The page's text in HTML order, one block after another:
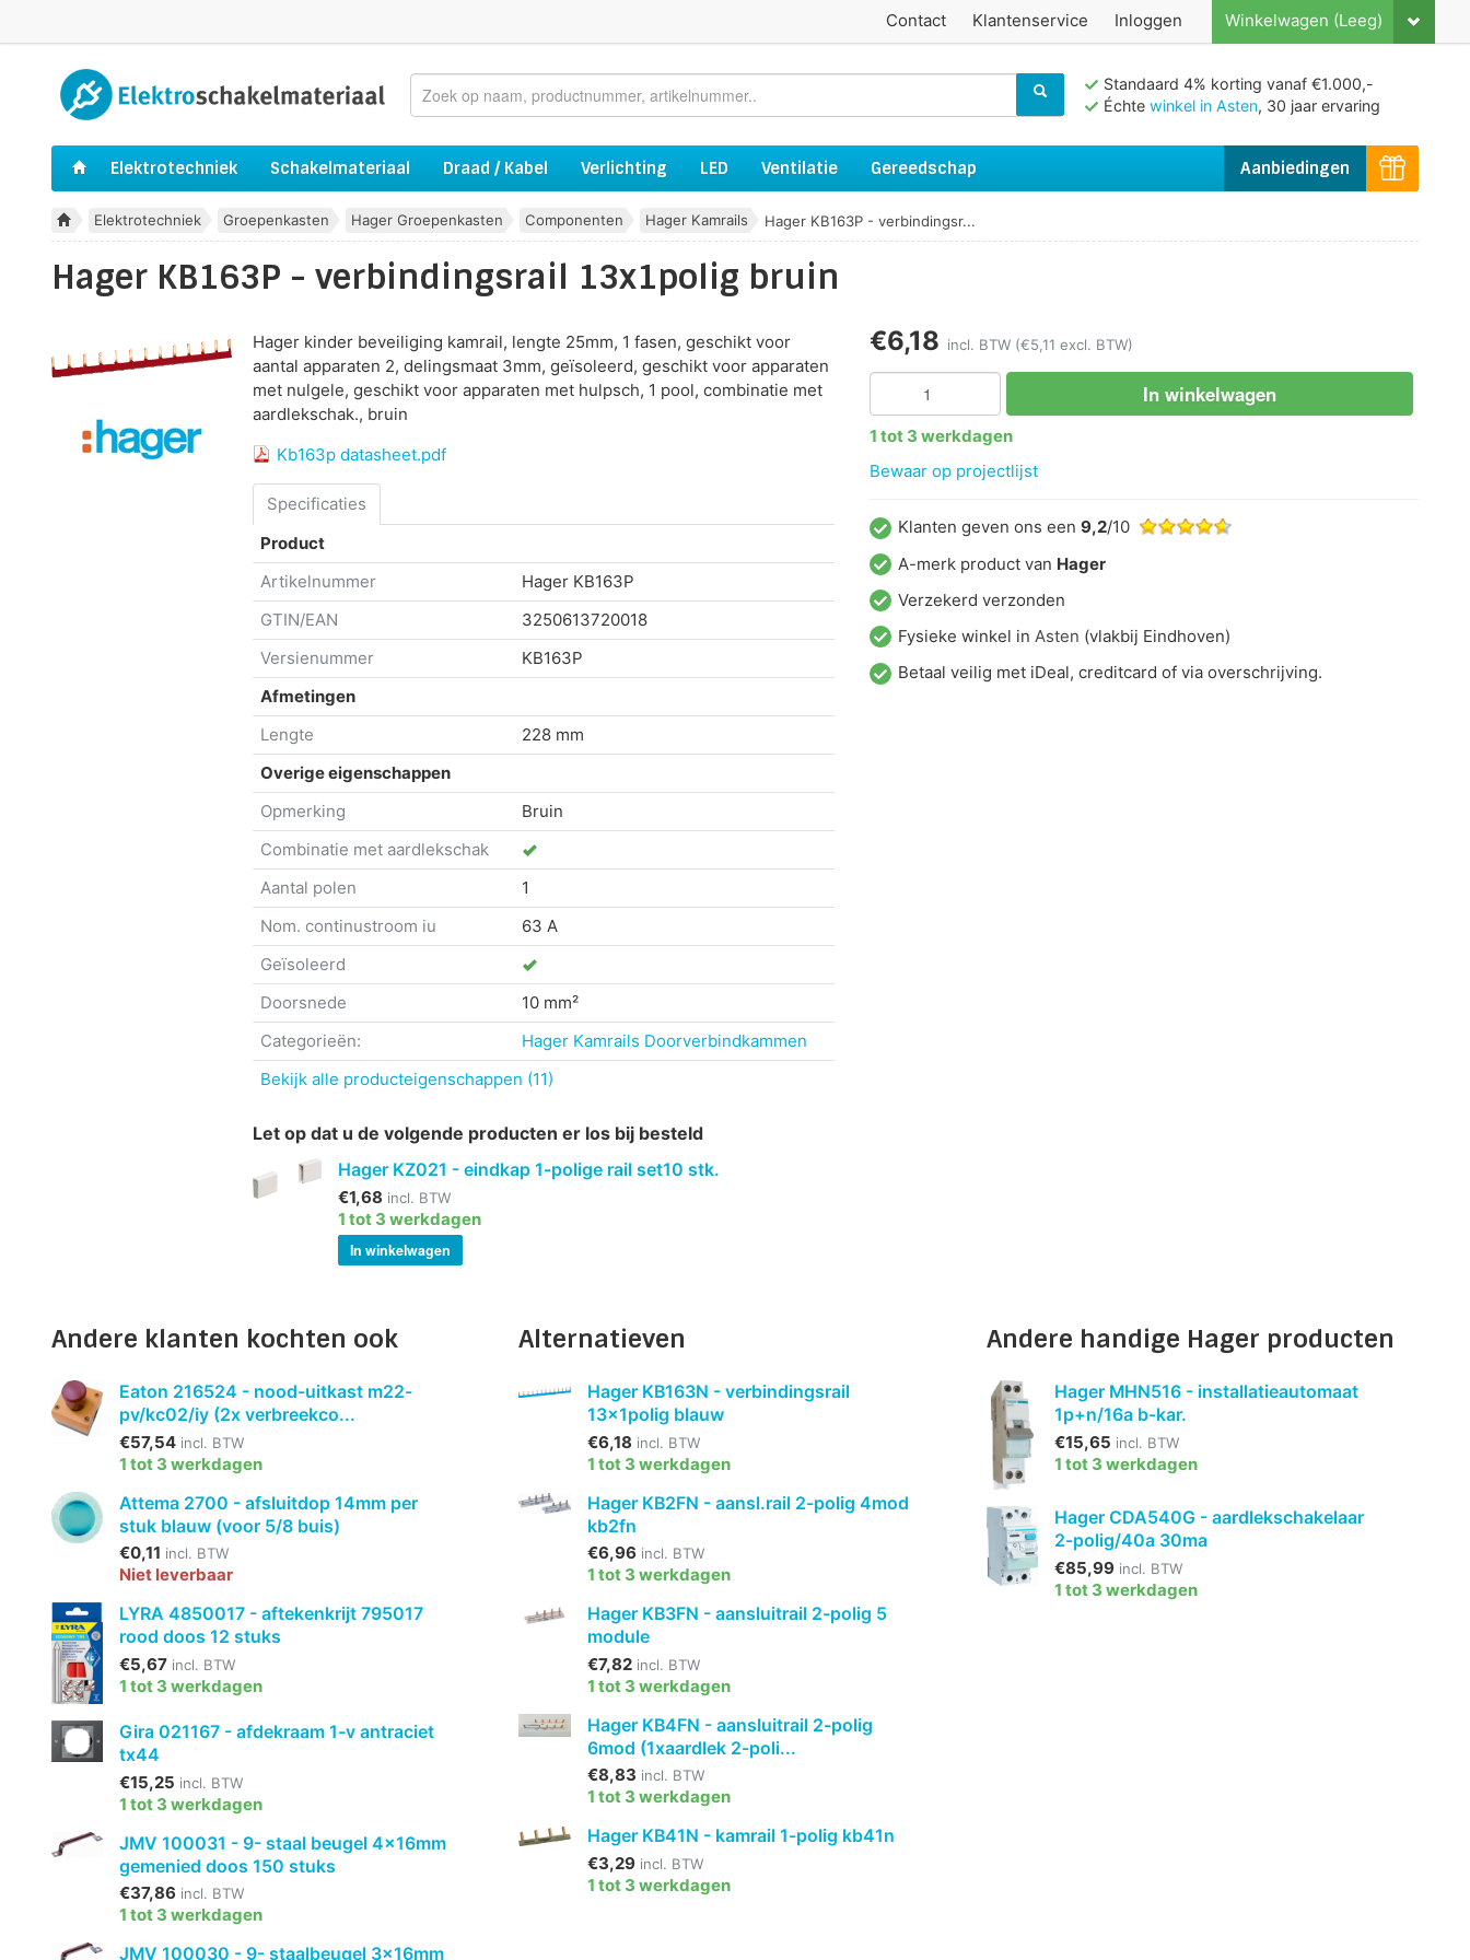
Winkelwagen (Leeg)
Inloggen
Klantenservice
Contact
Standaard 4% korting vanaf €1.000,-
Échte winkel in Asten, 30 jaar ervaring
Elektrotechniek Schakelmateriaal Draad / Kabel Verlichting LED Aanbiedingen
Ventilatie Gereedschap
Elektrotechniek Groepenkasten Hager Groepenkasten Componenten Hager Kamrails Hager KB163P - verbindingsr...
Hager KB163P - verbindingsrail 13x1polig bruin
Hager kinder beveiliging kamrail, lengte 25mm, 1 fasen, geschikt voor
aantal apparaten 2, delingsmaat 3mm, geïsoleerd, geschikt voor apparaten
met nulgele, geschikt voor apparaten met hulpsch, 1 pool, combinatie met
aardlekschak., bruin
Kb163p datasheet.pdf
Specificaties
Product
Artikelnummer
Hager KB163P
GTIN/EAN
3250613720018
Versienummer
KB163P
Afmetingen
Lengte
228 mm
Overige eigenschappen
Opmerking
Bruin
Combinatie met aardlekschak
Aantal polen
1
Nom. continustroom iu
63 A
Geïsoleerd
Doorsnede
10 mm²
Categorieën:
Hager Kamrails Doorverbindkammen
Bekijk alle producteigenschappen (11)
Let op dat u de volgende producten er los bij besteld
Hager KZ021 - eindkap 1-polige rail set10 stk.
€1,68 incl. BTW
1 tot 3 werkdagen
In winkelwagen
€6,18 incl. BTW (€5,11 excl. BTW)
In winkelwagen
1 tot 3 werkdagen
Bewaar op projectlijst
Klanten geven ons een 9,2/10
A-merk product van Hager
Verzekerd verzonden
Fysieke winkel in Asten (vlakbij Eindhoven)
Betaal veilig met iDeal, creditcard of via overschrijving.
Andere klanten kochten ook
Eaton 216524 - nood-uitkast m22-
pv/kc02/iy (2x verbreekco...
€57,54 incl. BTW
1 tot 3 werkdagen
Attema 2700 - afsluitdop 14mm per
stuk blauw (voor 5/8 buis)
€0,11 incl. BTW
Niet leverbaar
LYRA 4850017 - aftekenkrijt 795017
rood doos 12 stuks
€5,67 incl. BTW
1 tot 3 werkdagen
Gira 021167 - afdekraam 1-v antraciet
tx44
€15,25 incl. BTW
1 tot 3 werkdagen
JMV 100031 - 9- staal beugel 4x16mm
gemenied doos 150 stuks
€37,86 incl. BTW
1 tot 3 werkdagen
JMV 100030 - 9- staalbeugel 3x16mm
Alternatieven
Hager KB163N - verbindingsrail
13x1polig blauw
€6,18 incl. BTW
1 tot 3 werkdagen
Hager KB2FN - aansl.rail 2-polig 4mod
kb2fn
€6,96 incl. BTW
1 tot 3 werkdagen
Hager KB3FN - aansluitrail 2-polig 5
module
€7,82 incl. BTW
1 tot 3 werkdagen
Hager KB4FN - aansluitrail 2-polig
6mod (1xaardlek 2-poli...
€8,83 incl. BTW
1 tot 3 werkdagen
Hager KB41N - kamrail 1-polig kb41n
€3,29 incl. BTW
1 tot 3 werkdagen
Andere handige Hager producten
Hager MHN516 - installatieautomaat
1p+n/16a b-kar.
€15,65 incl. BTW
1 tot 3 werkdagen
Hager CDA540G - aardlekschakelaar
2-polig/40a 30ma
€85,99 incl. BTW
1 tot 3 werkdagen